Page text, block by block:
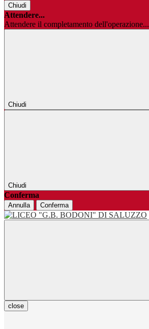
Chiudi
Attendere...
Attendere il completamento dell'operazione...
Chiudi
Chiudi
Conferma
Annulla Conferma
close